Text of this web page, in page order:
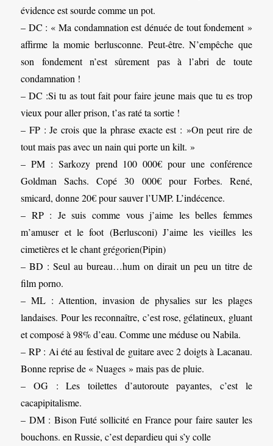
évidence est sourde comme un pot.
– DC : « Ma condamnation est dénuée de tout fondement »
affirme la momie berlusconne. Peut-être. N’empêche que
son fondement n’est sûrement pas à l’abri de toute
condamnation !
– DC :Si tu as tout fait pour faire jeune mais que tu es trop
vieux pour aller prison, t’as raté ta sortie !
– FP : Je crois que la phrase exacte est : »On peut rire de
tout mais pas avec un nain qui porte un kilt. »
– PM : Sarkozy prend 100 000€ pour une conférence
Goldman Sachs. Copé 30 000€ pour Forbes. René,
smicard, donne 20€ pour sauver l’UMP. L’indécence.
– RP : Je suis comme vous j’aime les belles femmes
m’amuser et le foot (Berlusconi) J’aime les vieilles les
cimetières et le chant grégorien(Pipin)
– BD : Seul au bureau…hum on dirait un peu un titre de
film porno.
– ML : Attention, invasion de physalies sur les plages
landaises. Pour les reconnaître, c’est rose, gélatineux, gluant
et composé à 98% d’eau. Comme une méduse ou Nabila.
– RP : Ai été au festival de guitare avec 2 doigts à Lacanau.
Bonne reprise de « Nuages » mais pas de pluie.
– OG : Les toilettes d’autoroute payantes, c’est le
cacapipitalisme.
– DM : Bison Futé sollicité en France pour faire sauter les
bouchons. en Russie, c’est depardieu qui s’y colle